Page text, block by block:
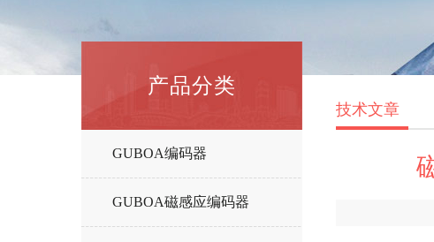
产品分类
GUBOA编码器
GUBOA磁感应编码器
技术文章